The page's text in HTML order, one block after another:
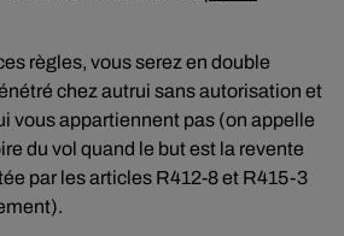
règles, vous serez en double
chez autrui sans autorisation et
vous appartiennent pas (on appelle
du vol quand le but est la revente
par les articles R412-8 et R415-3